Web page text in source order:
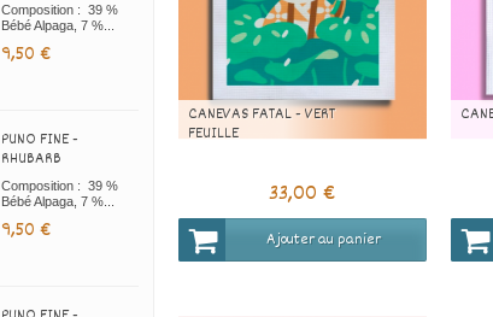
Composition : 39 %
Bébé Alpaga, 7 %...
9,50 €
PUNO FINE -
RHUBARB
Composition : 39 %
Bébé Alpaga, 7 %...
9,50 €
CANEVAS FATAL - VERT
FEUILLE
33,00 €
Ajouter au panier